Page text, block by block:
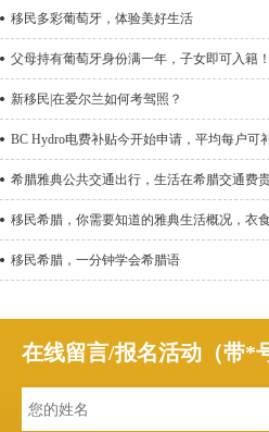
移民多彩葡萄牙，体验美好生活
父母持有葡萄牙身份满一年，子女即可入籍！
新移民|在爱尔兰如何考驾照？
BC Hydro电费补贴今开始申请，平均每户可
希腊雅典公共交通出行，生活在希腊交通费
移民希腊，你需要知道的雅典生活概况，衣
移民希腊，一分钟学会希腊语
在线留言/报名活动（带*